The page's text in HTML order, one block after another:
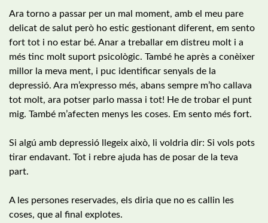
Ara torno a passar per un mal moment, amb el meu pare
delicat de salut però ho estic gestionant diferent, em sento
fort tot i no estar bé. Anar a treballar em distreu molt i a
més tinc molt suport psicològic. També he après a conèixer
millor la meva ment, i puc identificar senyals de la
depressió. Ara m’expresso més, abans sempre m’ho callava
tot molt, ara potser parlo massa i tot! He de trobar el punt
mig. També m’afecten menys les coses. Em sento més fort.
Si algú amb depressió llegeix això, li voldria dir: Si vols pots
tirar endavant. Tot i rebre ajuda has de posar de la teva
part.
A les persones reservades, els diria que no es callin les
coses, que al final explotes.